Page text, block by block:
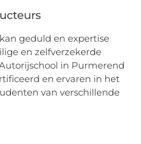
geduld en expertise
en zelfverzekerde
in Purmerend
en ervaren in het
van verschillende